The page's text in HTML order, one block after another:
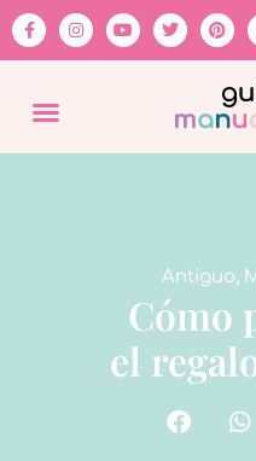
Antiguo,
Cómo
el